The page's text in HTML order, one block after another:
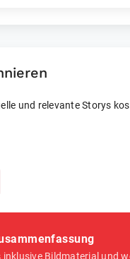
und relevante Storys
inklusive Bildmaterial und